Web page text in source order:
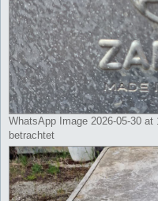
WhatsApp Image 2026-05-30 at
betrachtet